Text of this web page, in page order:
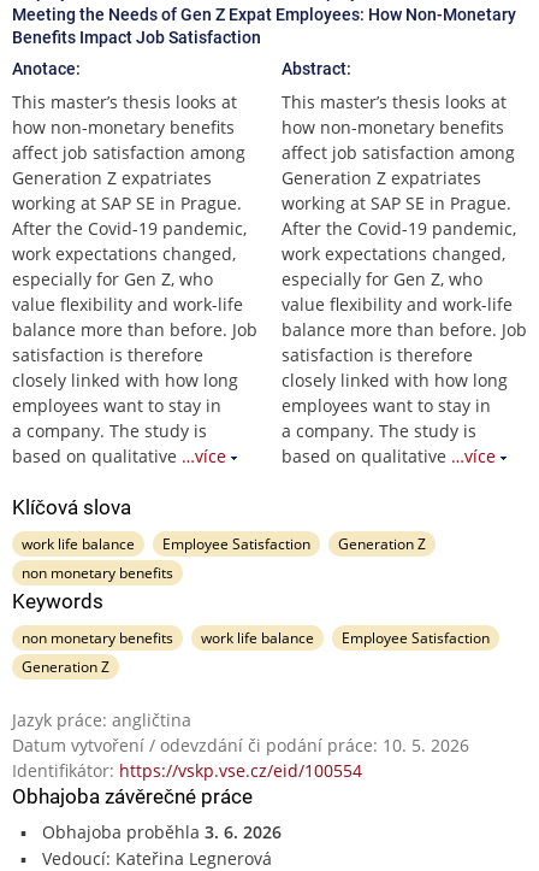
Meeting the Needs of Gen Z Expat Employees: How Non-Monetary
Benefits Impact Job Satisfaction
Anotace:
This master’s thesis looks at
how non-monetary benefits
affect job satisfaction among
Generation Z expatriates
working at SAP SE in Prague.
After the Covid-19 pandemic,
work expectations changed,
especially for Gen Z, who
value flexibility and work-life
balance more than before. Job
satisfaction is therefore
closely linked with how long
employees want to stay in
a company. The study is
based on qualitative …více
Abstract:
This master’s thesis looks at
how non-monetary benefits
affect job satisfaction among
Generation Z expatriates
working at SAP SE in Prague.
After the Covid-19 pandemic,
work expectations changed,
especially for Gen Z, who
value flexibility and work-life
balance more than before. Job
satisfaction is therefore
closely linked with how long
employees want to stay in
a company. The study is
based on qualitative …více
Klíčová slova
work life balance Employee Satisfaction
Generation Z
non monetary benefits
Keywords
non monetary benefits work life balance
Employee Satisfaction
Generation Z
Jazyk práce: angličtina
Datum vytvoření / odevzdání či podání práce: 10. 5. 2026
Identifikátor: https://vskp.vse.cz/eid/100554
Obhajoba závěrečné práce
Obhajoba proběhla 3. 6. 2026
Vedoucí: Kateřina Legnerová